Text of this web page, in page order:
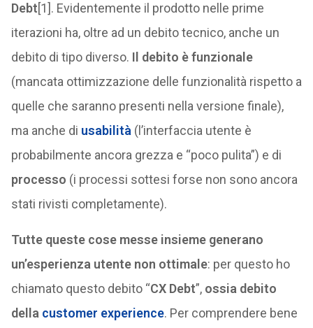
Debt[1]. Evidentemente il prodotto nelle prime
iterazioni ha, oltre ad un debito tecnico, anche un
debito di tipo diverso. Il debito è funzionale
(mancata ottimizzazione delle funzionalità rispetto a
quelle che saranno presenti nella versione finale),
ma anche di usabilità (l’interfaccia utente è
probabilmente ancora grezza e “poco pulita”) e di
processo (i processi sottesi forse non sono ancora
stati rivisti completamente).
Tutte queste cose messe insieme generano
un’esperienza utente non ottimale: per questo ho
chiamato questo debito “CX Debt”, ossia debito
della customer experience. Per comprendere bene